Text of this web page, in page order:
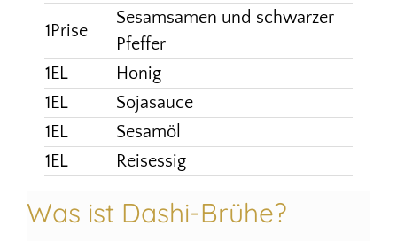
1Prise
Sesamsamen und schwarzer
Pfeffer
1EL
Honig
1EL
Sojasauce
1EL
Sesamöl
1EL
Reisessig
Was ist Dashi-Brühe?